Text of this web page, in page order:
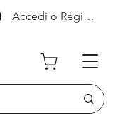
Accedi o Registrati